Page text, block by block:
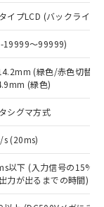
イプLCD (バックライト
19999～99999)
(緑色/赤色切替)
(緑色)
シグマ方式
s (20ms)
以下 (入力信号の15%
力が出るまでの時間)
結果は、
あり、閲
および標
ことをご
格はお客
担当のオ
売員に
社販売拠
をご確認
ビフェニル
エーテル類
ルヘキシ
ル酸ブチ
ジブチル
チル
を超える意
へお問
カドミウ
臭化ビフェ
ニルエーテ
る商品
を輸出
は、日本
取引許
続きを
合は、完
。
ミサイ
はその他
等に一切
あり
につ
先、ま
ン制御